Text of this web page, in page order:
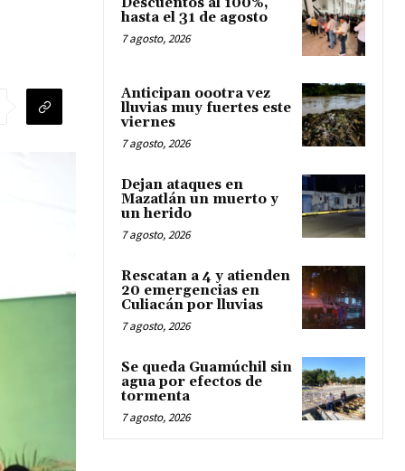
hasta el 31 de agosto
7 agosto, 2026
Anticipan oootra vez
lluvias muy fuertes este
viernes
7 agosto, 2026
Dejan ataques en
Mazatlán un muerto y
un herido
7 agosto, 2026
Rescatan a 4 y atienden
20 emergencias en
Culiacán por lluvias
7 agosto, 2026
Se queda Guamúchil sin
agua por efectos de
tormenta
7 agosto, 2026